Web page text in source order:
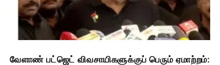
வேளாண் பட்ஜெட் விவசாயிகளுக்குப் பெரும் ஏமாற்றம்: